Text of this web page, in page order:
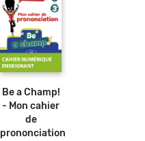
Be a Champ!
- Mon cahier
de
prononciation